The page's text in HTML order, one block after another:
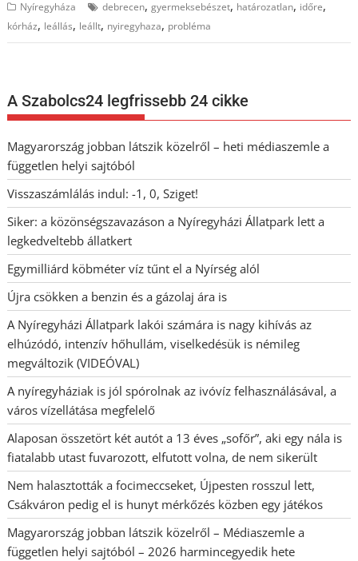
Nyíregyháza debrecen,gyermeksebészet, határozatlan, időre,
kórház, leállás, leállt, nyiregyhaza, probléma
A Szabolcs24 legfrissebb 24 cikke
Magyarország jobban látszik közelről – heti médiaszemle a
független helyi sajtóból
Visszaszámlálás indul: -1, 0, Sziget!
Siker: a közönségszavazáson a Nyíregyházi Állatpark lett a
legkedveltebb állatkert
Egymilliárd köbméter víz tűnt el a Nyírség alól
Újra csökken a benzin és a gázolaj ára is
A Nyíregyházi Állatpark lakói számára is nagy kihívás az
elhúzódó, intenzív hőhullám, viselkedésük is némileg
megváltozik (VIDEÓVAL)
A nyíregyháziak is jól spórolnak az ivóvíz felhasználásával, a
város vízellátása megfelelő
Alaposan összetört két autót a 13 éves „sofőr”, aki egy nála is
fiatalabb utast fuvarozott, elfutott volna, de nem sikerült
Nem halasztották a focimeccseket, Újpesten rosszul lett,
Csákváron pedig el is hunyt mérkőzés közben egy játékos
Magyarország jobban látszik közelről – Médiaszemle a
független helyi sajtóból – 2026 harmincegyedik hete